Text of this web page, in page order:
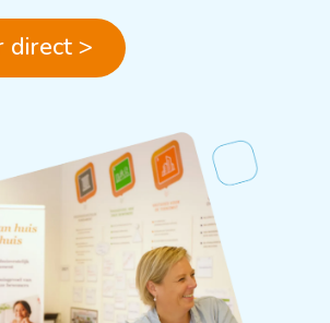
direct >